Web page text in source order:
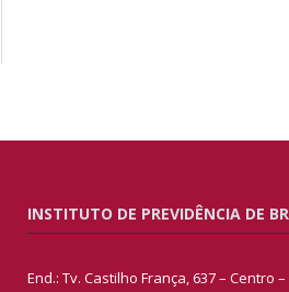
INSTITUTO DE PREVIDÊNCIA DE
End.: Tv. Castilho França, 637 – Centro